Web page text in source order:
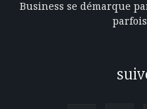
Business se démarque